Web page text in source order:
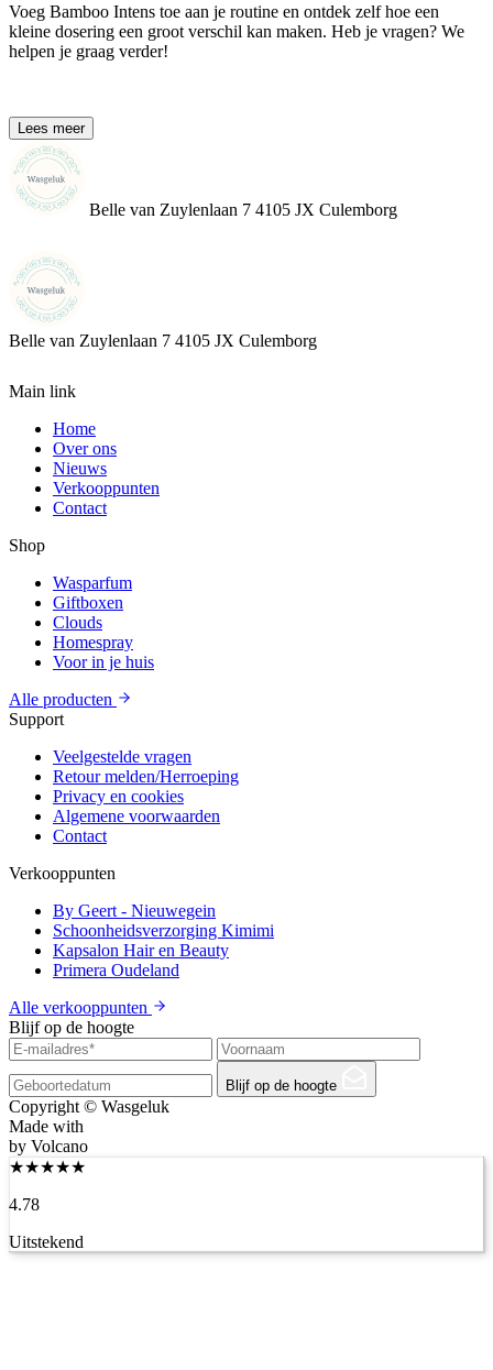
Voeg Bamboo Intens toe aan je routine en ontdek zelf hoe een
kleine dosering een groot verschil kan maken. Heb je vragen? We
helpen je graag verder!
Lees meer
Belle van Zuylenlaan 7 4105 JX Culemborg
Belle van Zuylenlaan 7 4105 JX Culemborg
Main link
Home
Over ons
Nieuws
Verkooppunten
Contact
Shop
Wasparfum
Giftboxen
Clouds
Homespray
Voor in je huis
Alle producten
Support
Veelgestelde vragen
Retour melden/Herroeping
Privacy en cookies
Algemene voorwaarden
Contact
Verkooppunten
By Geert - Nieuwegein
Schoonheidsverzorging Kimimi
Kapsalon Hair en Beauty
Primera Oudeland
Alle verkooppunten
Blijf op de hoogte
Blijf op de hoogte
Copyright © Wasgeluk
Made with
by Volcano
★★★★★
4.78
Uitstekend